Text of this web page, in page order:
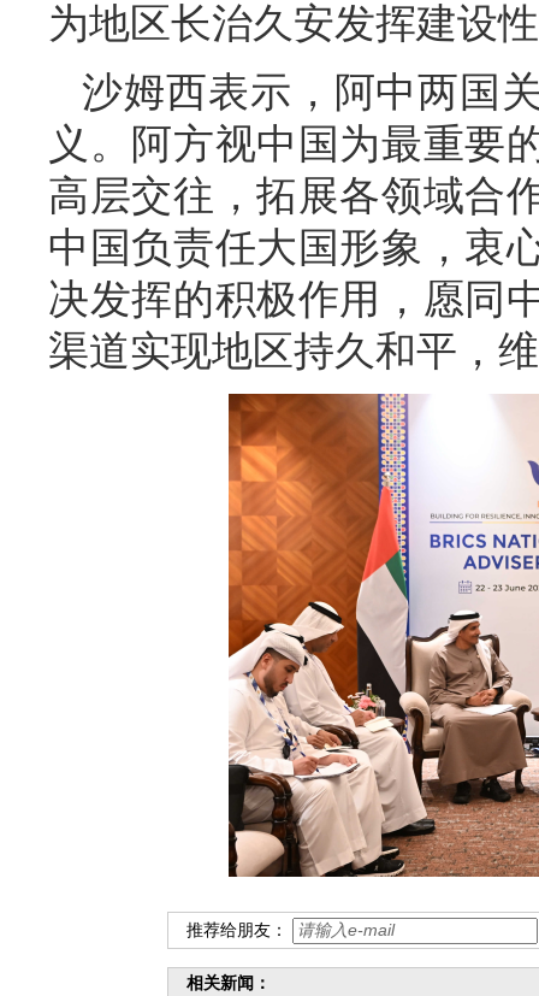
为地区长治久安发挥建设
沙姆西表示，阿中两国
义。阿方视中国为最重要
高层交往，拓展各领域合
中国负责任大国形象，衷
决发挥的积极作用，愿同
渠道实现地区持久和平，
推荐给朋友：
相关新闻：